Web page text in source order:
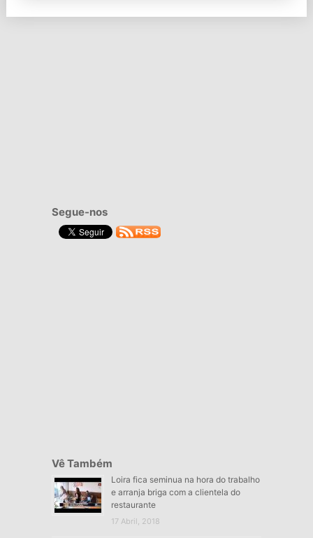
Segue-nos
Vê Também
Loira fica seminua na hora do trabalho
e arranja briga com a clientela do
restaurante
17 Abril, 2018